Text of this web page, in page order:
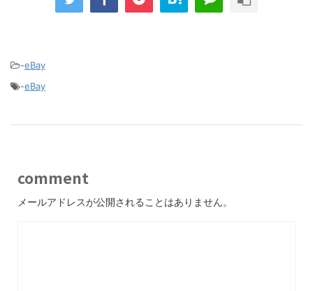
-eBay
-eBay
comment
メールアドレスが公開されることはありません。